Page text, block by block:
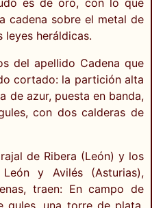
es de oro, con lo que
cadena sobre el metal de
leyes heráldicas.
del apellido Cadena que
cortado: la partición alta
de azur, puesta en banda,
con dos calderas de
de Ribera (León) y los
y Avilés (Asturias),
traen: En campo de